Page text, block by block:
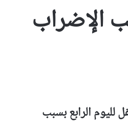
الإضراب
لليوم الرابع بسبب